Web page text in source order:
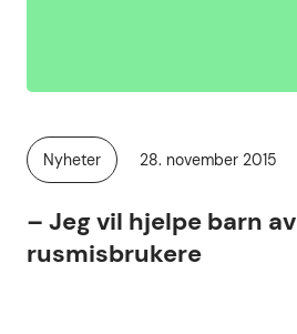
– Jeg vil hjelpe barn av
rusmisbrukere
Kategori:
Nyheter Publisert
28. november 2015